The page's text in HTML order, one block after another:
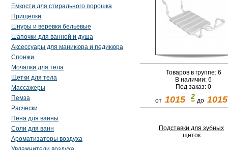
Емкости для стирального порошка
Прищепки
Шнуры и веревки бельевые
Шапочки для ванной и душа
Аксессуары для маникюра и педикюра
Спонжи
Мочалки для тела
Щетки для тела
Массажеры
Пемза
Расчески
Пена для ванны
Соли для ванн
Ароматизаторы воздуха
Товаров в группе: 6
В наличии: 6
Под заказ: 0
от 1015 2до1015
Подставки для зубных
щеток